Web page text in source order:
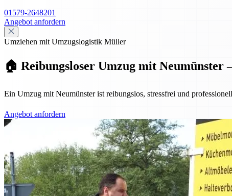
01579-2648201
Angebot anfordern
Umziehen mit Umzugslogistik Müller
🏠 Reibungsloser Umzug mit Neumünster
Ein Umzug mit Neumünster ist reibungslos, stressfrei und
Angebot anfordern